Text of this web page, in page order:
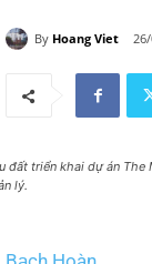
By Hoang Viet
đất triển khai dự án
lý.